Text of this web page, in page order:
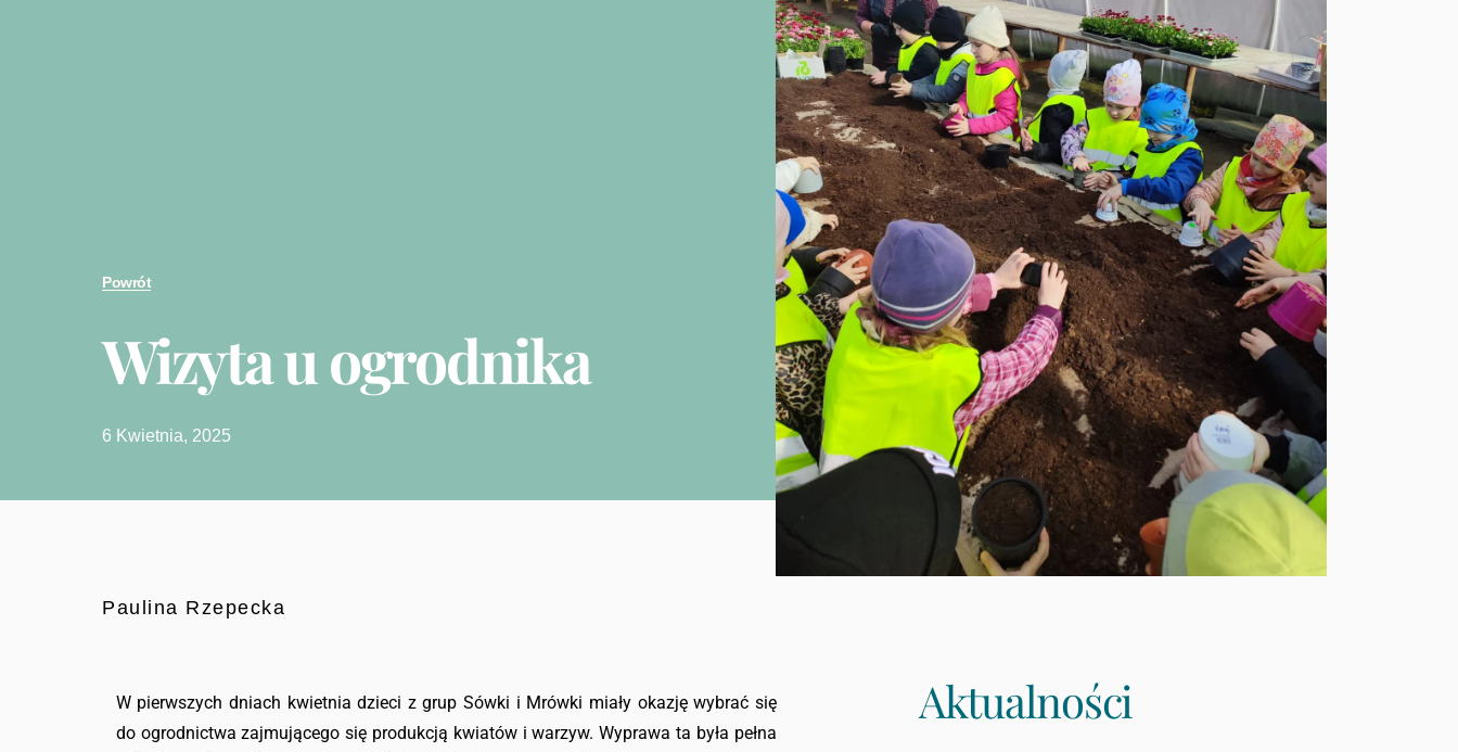
Powrót
Wizyta u ogrodnika
6 Kwietnia, 2025
Paulina Rzepecka
W pierwszych dniach kwietnia dzieci z grup Sówki i Mrówki miały okazję wybrać się
do ogrodnictwa zajmującego się produkcją kwiatów i warzyw. Wyprawa ta była pełna
Aktualności